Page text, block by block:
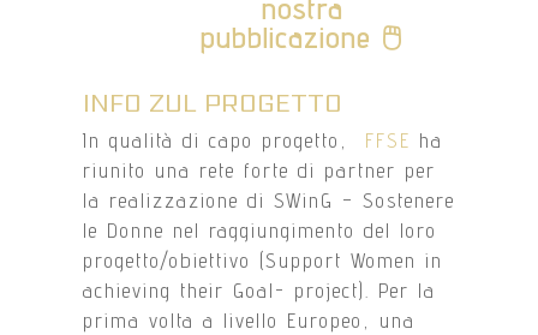
nostra
pubblicazione 🖱️
INFO ZUL PROGETTO
In qualità di capo progetto, FFSE ha
riunito una rete forte di partner per
la realizzazione di SWinG – Sostenere
le Donne nel raggiungimento del loro
progetto/obiettivo (Support Women in
achieving their Goal- project). Per la
prima volta a livello Europeo, una